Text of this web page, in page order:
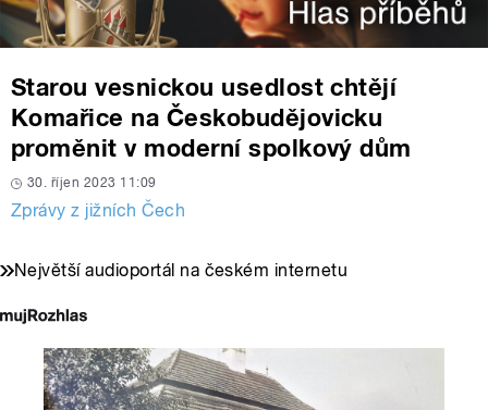
Starou vesnickou usedlost chtějí
Komařice na Českobudějovicku
proměnit v moderní spolkový dům
30. říjen 2023 11:09
Zprávy z jižních Čech
Největší audioportál na českém internetu